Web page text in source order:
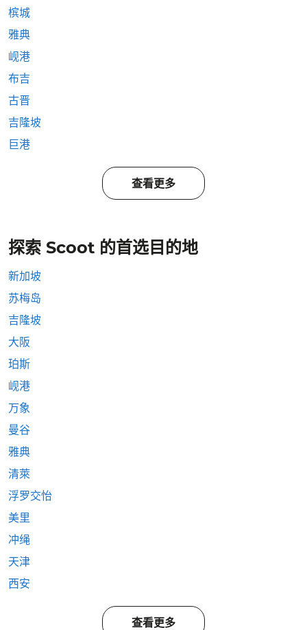
槟城
雅典
岘港
布吉
古晋
吉隆坡
巨港
查看更多
探索 Scoot 的首选目的地
新加坡
苏梅岛
吉隆坡
大阪
珀斯
岘港
万象
曼谷
雅典
清萊
浮罗交怡
美里
冲绳
天津
西安
查看更多